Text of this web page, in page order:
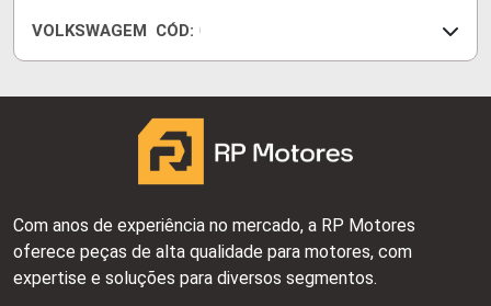
VOLKSWAGEM CÓD: 0
1
3
C
Com anos de experiência no mercado, a RP Motores
oferece peças de alta qualidade para motores, com
expertise e soluções para diversos segmentos.